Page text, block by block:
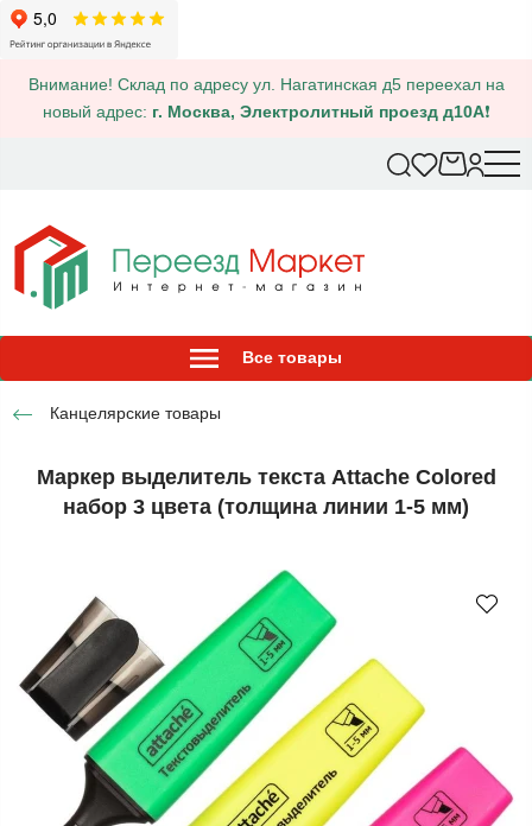
Внимание! Склад по адресу ул. Нагатинская д5 переехал на
новый адрес: г. Москва, Электролитный проезд д10А❗
Все товары
Канцелярские товары
Маркер выделитель текста Attache Colored
набор 3 цвета (толщина линии 1-5 мм)